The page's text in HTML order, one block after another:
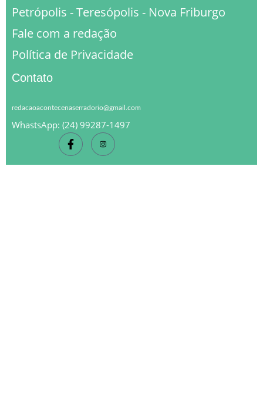
Petrópolis - Teresópolis - Nova Friburgo
Fale com a redação
Política de Privacidade
Contato
redacaoacontecenaserradorio@gmail.com
WhastsApp: (24) 99287-1497